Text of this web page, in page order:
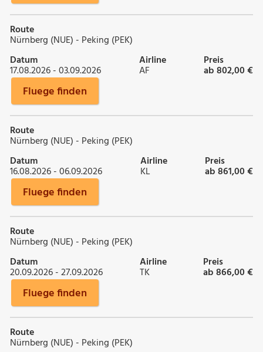
Route
Nürnberg (NUE) - Peking (PEK)
Datum
17.08.2026 - 03.09.2026
Airline
AF
Preis
ab 802,00 €
Fluege finden
Route
Nürnberg (NUE) - Peking (PEK)
Datum
16.08.2026 - 06.09.2026
Airline
KL
Preis
ab 861,00 €
Fluege finden
Route
Nürnberg (NUE) - Peking (PEK)
Datum
20.09.2026 - 27.09.2026
Airline
TK
Preis
ab 866,00 €
Fluege finden
Route
Nürnberg (NUE) - Peking (PEK)